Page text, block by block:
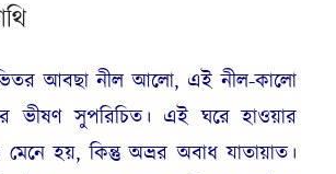
ভিতর আবছা নীল আলো, এই নীল-কালো
ভীষণ সুপরিচিত। এই ঘরে হাওয়ার
হয়, কিন্তু অভ্রর অবাধ যাতায়াত।